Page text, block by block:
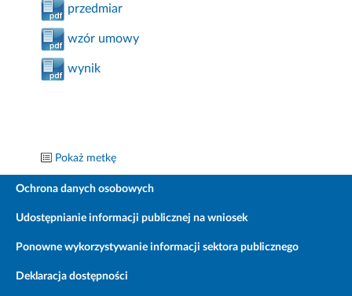
przedmiar
wzór umowy
wynik
Pokaż metkę
Ochrona danych osobowych
Udostępnianie informacji publicznej na wniosek
Ponowne wykorzystywanie informacji sektora publicznego
Deklaracja dostępności